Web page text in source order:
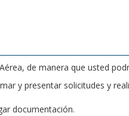
de manera que usted
y presentar solicitudes y
documentación.